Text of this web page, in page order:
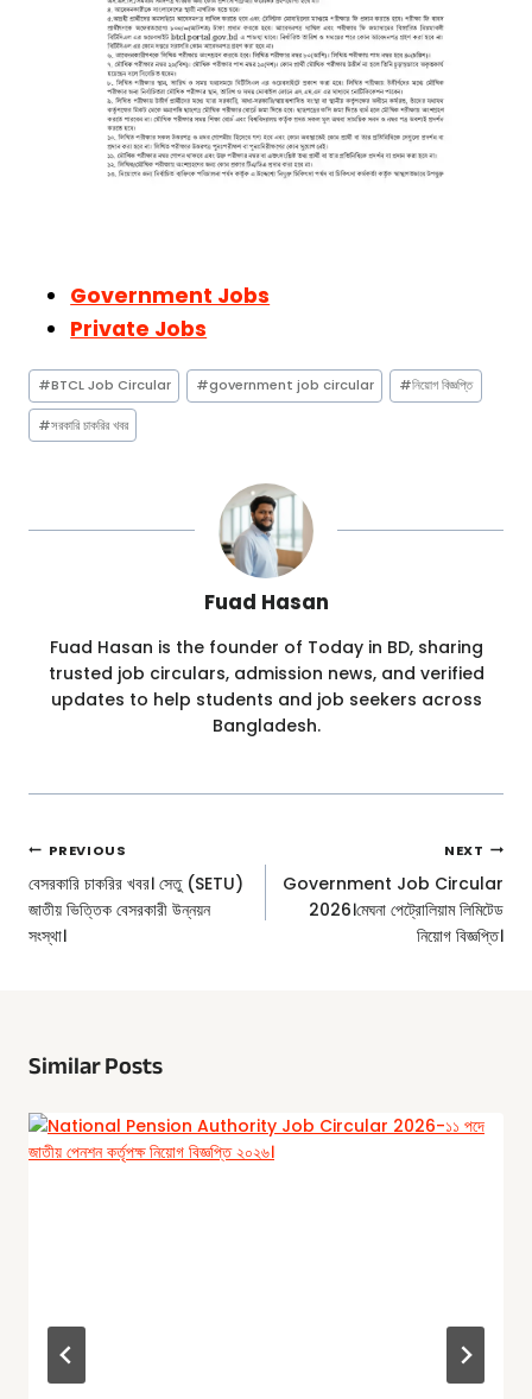
Government Jobs
Private Jobs
Post
Tags:
#BTCL Job Circular #government job circular #নিয়োগ বিজ্ঞপ্তি
#সরকারি চাকরির খবর
Fuad Hasan
Fuad Hasan is the founder of Today in BD, sharing
trusted job circulars, admission news, and verified
updates to help students and job seekers across
Bangladesh.
Post
Navigation
PREVIOUS
বেসরকারি চাকরির খবর। সেতু (SETU)
জাতীয় ভিত্তিক বেসরকারী উন্নয়ন
সংস্থা।
NEXT
Government Job Circular
2026।মেঘনা পেট্রোলিয়াম লিমিটেড
নিয়োগ বিজ্ঞপ্তি।
Similar Posts